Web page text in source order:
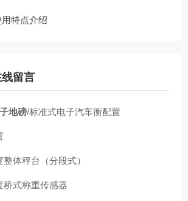
特点介绍
留言
地磅/标准式电子汽车衡配置
体秤台（分段式）
式称重传感器